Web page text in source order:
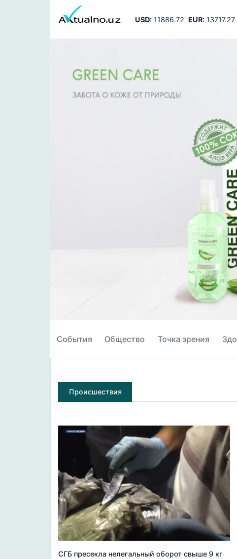
USD:11886.72 EUR:13717.27
События Общество Точка зрения
Происшествия
СГБ пресекла нелегальный оборот свыше 9 кг